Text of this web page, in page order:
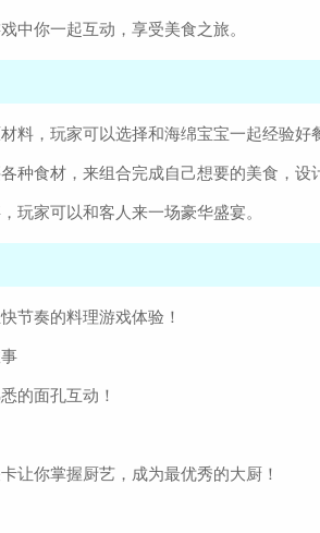
中你一起互动，享受美食之旅。
料，玩家可以选择和海绵宝宝一起经验好
种食材，来组合完成自己想要的美食，设
玩家可以和客人来一场豪华盛宴。
节奏的料理游戏体验！
的面孔互动！
让你掌握厨艺，成为最优秀的大厨！